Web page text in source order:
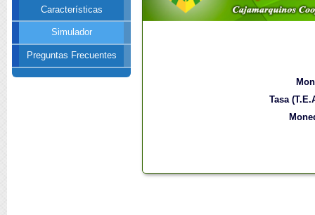
Características
Simulador
Preguntas Frecuentes
Tasa